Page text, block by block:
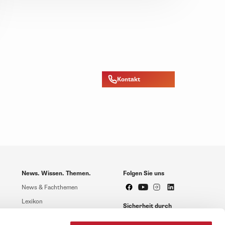
Kontakt
News. Wissen. Themen.
News & Fachthemen
Lexikon
Folgen Sie uns
Sicherheit durch